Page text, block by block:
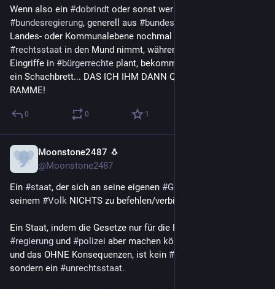
Wenn also ein #dobrindt
#bundesregierung, generell aus #bundestag
#rechtsstaat in den Mund nimmt, während er gerade grobe
Eingriffe in #bürgerrechte plant, bekomm' ich 'nen Raster wie
ein Schachbrett... DAS ICH IHM DANN QUER IN DEN ARSCH
RAMME!
0 0 1
Moonstone2487 🐧
@Moonstone2487
Ein #staat, der sich an seine eigenen #Gesetze
seinem #Volk NICHTS zu befehlen/verbieten!
#regierung und #polizei aber machen können, was sie wollen
und das OHNE Konsequenzen, ist kein #
sondern ein #unrechtsstaat.